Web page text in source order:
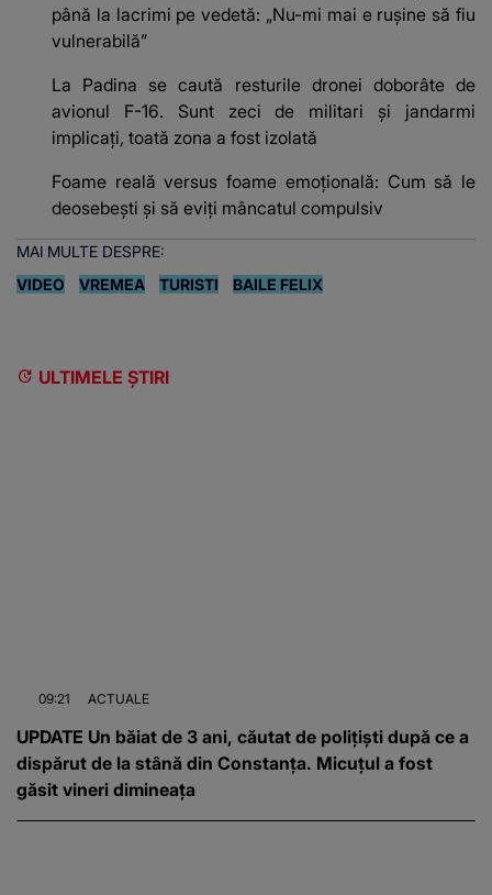
până la lacrimi pe vedetă: „Nu-mi mai e rușine să fiu
vulnerabilă”
La Padina se caută resturile dronei doborâte de
avionul F-16. Sunt zeci de militari și jandarmi
implicați, toată zona a fost izolată
Foame reală versus foame emoțională: Cum să le
deosebești și să eviți mâncatul compulsiv
MAI MULTE DESPRE:
VIDEO
VREMEA TURISTI BAILE FELIX
ULTIMELE ȘTIRI
09:21 ACTUALE
UPDATE Un băiat de 3 ani, căutat de polițiști după ce a
dispărut de la stână din Constanța. Micuțul a fost
găsit vineri dimineața